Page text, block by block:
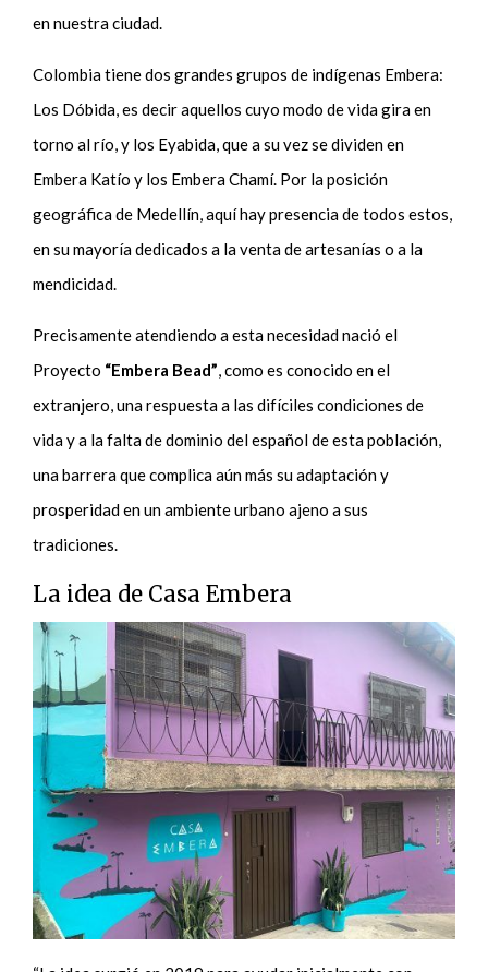
en nuestra ciudad.
Colombia tiene dos grandes grupos de indígenas Embera:
Los Dóbida, es decir aquellos cuyo modo de vida gira en
torno al río, y los Eyabida, que a su vez se dividen en
Embera Katío y los Embera Chamí. Por la posición
geográfica de Medellín, aquí hay presencia de todos estos,
en su mayoría dedicados a la venta de artesanías o a la
mendicidad.
Precisamente atendiendo a esta necesidad nació el
Proyecto “Embera Bead”, como es conocido en el
extranjero, una respuesta a las difíciles condiciones de
vida y a la falta de dominio del español de esta población,
una barrera que complica aún más su adaptación y
prosperidad en un ambiente urbano ajeno a sus
tradiciones.
La idea de Casa Embera